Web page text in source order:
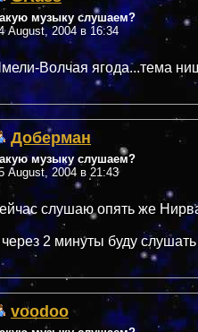
музыку слушаем?
August, 2004 в 16:34
Волчая ягода...тема
Доберман
музыку слушаем?
August, 2004 в 21:43
слушаю опять же
2 минуты буду
voodoo